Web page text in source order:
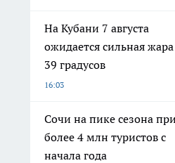
На Кубани 7 августа
ожидается сильная
39 градусов
16:03
Сочи на пике сезона
более 4 млн туристов с
начала года